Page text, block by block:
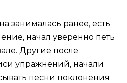
занималась ранее, есть
начал уверенно петь
Другие после
упражнений, начали
песни поклонения